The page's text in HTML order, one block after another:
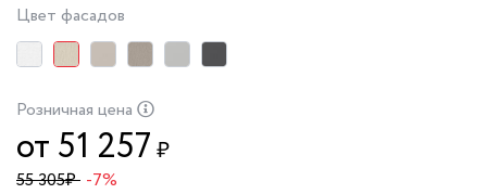
Цвет фасадов
Розничная цена
от 51 257 ₽
55 305₽ -7%